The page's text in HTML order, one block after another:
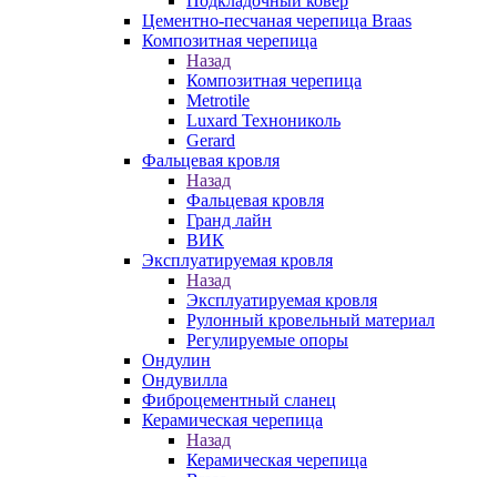
Цементно-песчаная черепица Braas
Композитная черепица
Назад
Композитная черепица
Metrotile
Luxard Технониколь
Gerard
Фальцевая кровля
Назад
Фальцевая кровля
Гранд лайн
ВИК
Эксплуатируемая кровля
Назад
Эксплуатируемая кровля
Рулонный кровельный материал
Регулируемые опоры
Ондулин
Ондувилла
Фиброцементный сланец
Керамическая черепица
Назад
Керамическая черепица